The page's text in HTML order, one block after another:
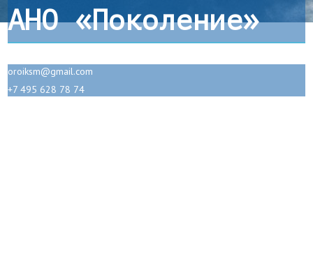
АНО «Поколение»
oroiksm@gmail.com
+7 495 628 78 74